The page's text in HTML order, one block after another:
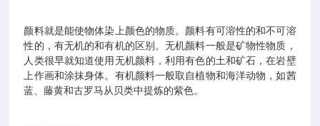
颜料就是能使物体染上颜色的物质。颜料有可溶性的和不可溶
性的，有无机的和有机的区别。无机颜料一般是矿物性物质，
人类很早就知道使用无机颜料，利用有色的土和矿石，在岩壁
上作画和涂抹身体。有机颜料一般取自植物和海洋动物，如茜
蓝、藤黄和古罗马从贝类中提炼的紫色。